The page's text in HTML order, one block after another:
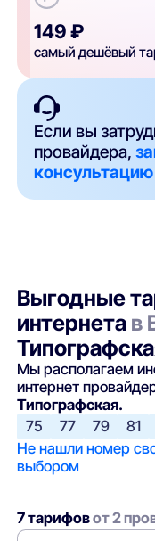
149 ₽
самый дешёвый
Если вы
провайдера,
консультацию
Выгодные
интернета в
Мы располагаем
интернет
Типографская.
75
77 79 81
Не нашли номер
выбором
7 тарифовот 2